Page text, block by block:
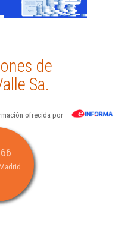
de
Sa.
ofrecida por